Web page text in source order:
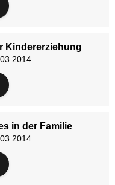
Kindererziehung
in der Familie